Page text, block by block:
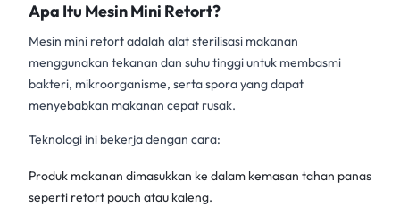
Apa Itu Mesin Mini Retort?
Mesin mini retortadalah alat sterilisasi makanan
menggunakan tekanan dan suhu tinggi untuk membasmi
bakteri, mikroorganisme, serta spora yang dapat
menyebabkan makanan cepat rusak.
Teknologi ini bekerja dengan cara:
Produk makanan dimasukkan ke dalam kemasan tahan panas
seperti retort pouch atau kaleng.